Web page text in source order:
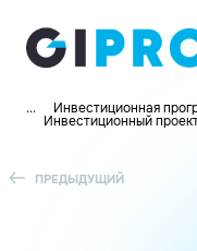
... Инвестиционная
Инвестиционный
ПРЕДЫДУЩИЙ